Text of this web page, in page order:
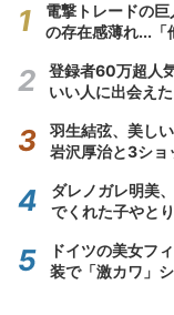
電撃トレードの
の存在感薄れ...「
登録者60万超人
いい人に出会え
羽生結弦、美し
岩沢厚治と3シ
ダレノガレ明美
でくれた子やと
ドイツの美女フ
装で「激カワ」